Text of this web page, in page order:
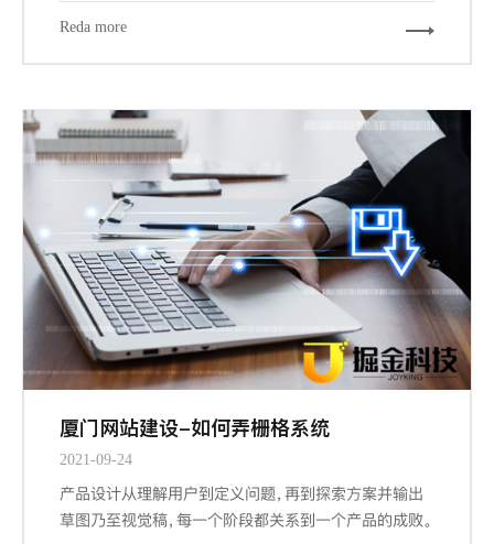
Reda more
厦门网站建设-如何弄栅格系统
2021-09-24
产品设计从理解用户到定义问题，再到探索方案并输出
草图乃至视觉稿，每一个阶段都关系到一个产品的成败。